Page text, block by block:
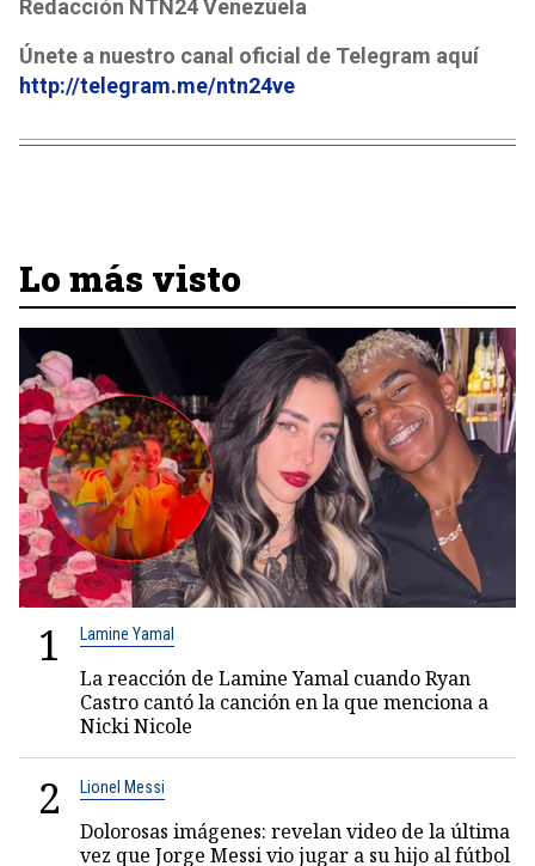
Redacción NTN24 Venezuela
Únete a nuestro canal oficial de Telegram aquí
http://telegram.me/ntn24ve
Lo más visto
1 Lamine Yamal
La reacción de Lamine Yamal cuando Ryan
Castro cantó la canción en la que menciona a
Nicki Nicole
2 Lionel Messi
Dolorosas imágenes: revelan video de la última
vez que Jorge Messi vio jugar a su hijo al fútbol